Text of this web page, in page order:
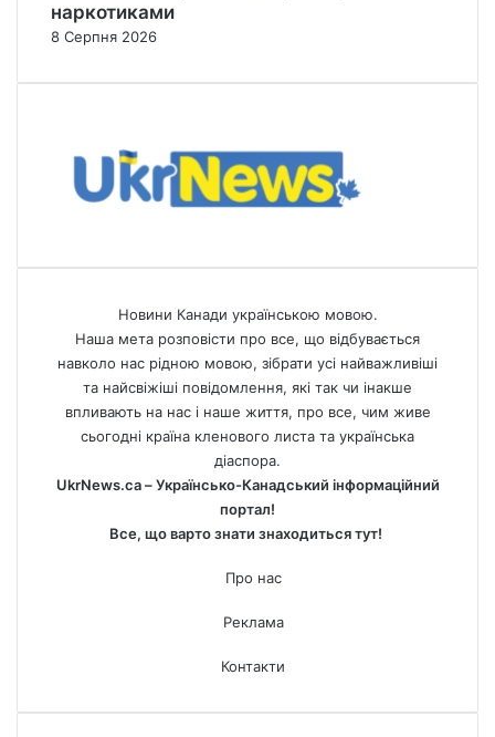
наркотиками
8 Серпня 2026
Новини Канади українською мовою.
Наша мета розповісти про все, що відбувається
навколо нас рідною мовою, зібрати усі найважливіші
та найсвіжіші повідомлення, які так чи інакше
впливають на нас і наше життя, про все, чим живе
сьогодні країна кленового листа та українська
діаспора.
UkrNews.ca – Українсько-Канадський інформаційний
портал!
Все, що варто знати знаходиться тут!
Про нас
Реклама
Контакти